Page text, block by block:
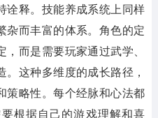
诠释。技能养成系统上同样
杂而丰富的体系。角色的定
而是需要玩家通过武学、
这种多维度的成长路径，
策略性。每个经脉和心法都
根据自己的游戏理解和喜